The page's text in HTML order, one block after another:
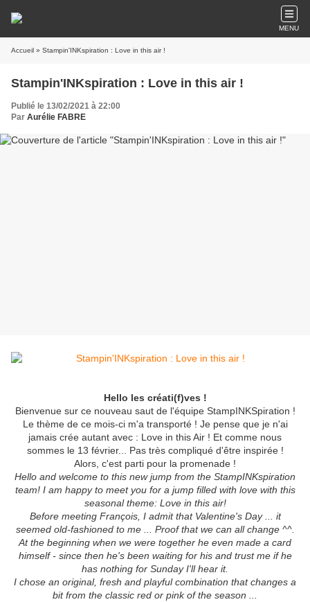
MENU
Accueil » Stampin'INKspiration : Love in this air !
Stampin'INKspiration : Love in this air !
Publié le 13/02/2021 à 22:00
Par Aurélie FABRE
Hello les créati(f)ves !
Bienvenue sur ce nouveau saut de l'équipe StampINKSpiration !
Le thème de ce mois-ci m'a transporté ! Je pense que je n'ai
jamais crée autant avec : Love in this Air ! Et comme nous
sommes le 13 février... Pas très compliqué d'être inspirée !
Alors, c'est parti pour la promenade !
Hello and welcome to this new jump from the StampINKspiration
team! I am happy to meet you for a jump filled with love with this
seasonal theme: Love in this air!
Before meeting François, I admit that Valentine's Day ... it
seemed old-fashioned to me ... Proof that we can all change ^^.
At the beginning when we were together he even made a card
himself - since then he's been waiting for his and trust me if he
has nothing for Sunday I'll hear it.
I chose an original, fresh and playful combination that changes a
bit from the classic red or pink of the season ...